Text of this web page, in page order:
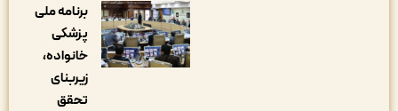
برنامه ملی
پزشکی
خانواده،